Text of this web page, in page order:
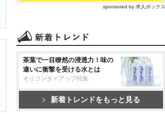
sponsored by 求人ボックス
茶葉で一目瞭然の浸透力！味の
違いに衝撃を受ける水とは
オリコンタイアップ特集
新着トレンドをもっと見る